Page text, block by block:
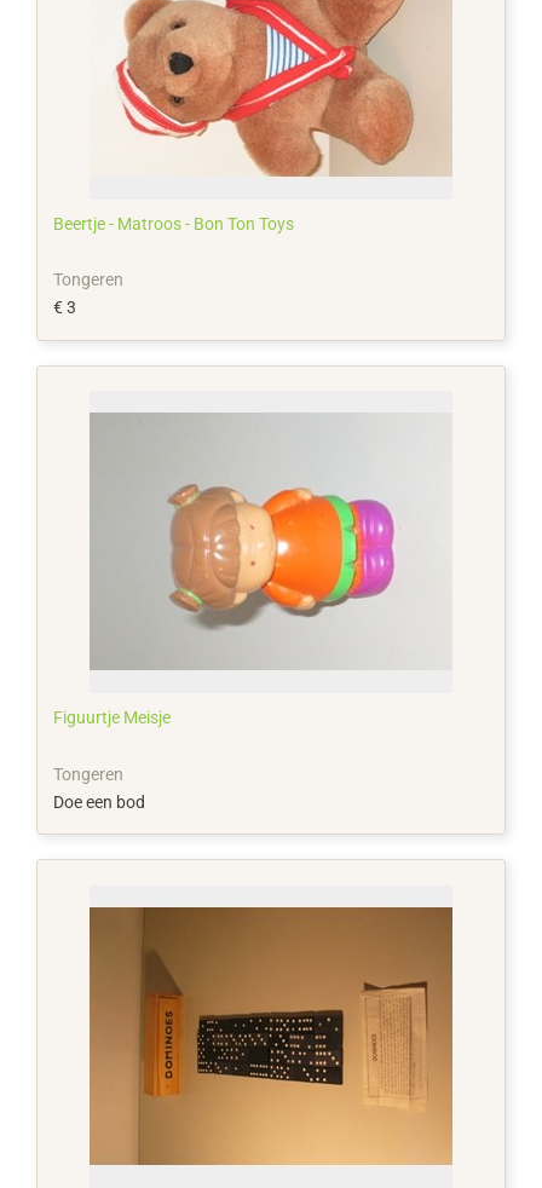
Beertje - Matroos - Bon Ton Toys
Tongeren
€ 3
Figuurtje Meisje
Tongeren
Doe een bod